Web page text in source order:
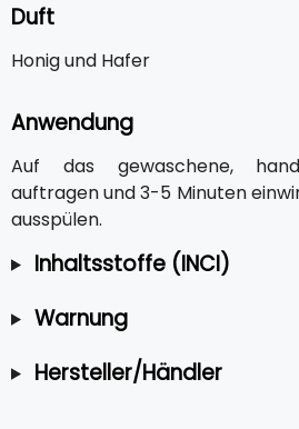
Duft
Honig und Hafer
Anwendung
Auf das gewaschene,
auftragen und 3-5 Minuten
ausspülen.
Inhaltsstoffe (INCI)
Warnung
Hersteller/Händler